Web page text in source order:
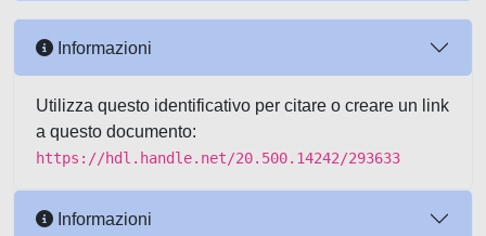
Informazioni
Utilizza questo identificativo per citare o creare un link
a questo documento:
https://hdl.handle.net/20.500.14242/293633
Informazioni